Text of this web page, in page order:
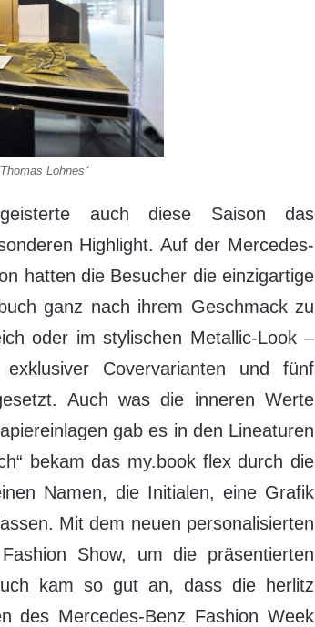
Lohnes“
auch diese Saison das
Highlight. Auf der Mercedes-
hatten die Besucher die einzigartige
ganz nach ihrem Geschmack zu
oder im stylischen Metallic-Look –
Covervarianten und fünf
Auch was die inneren Werte
gab es in den Lineaturen
bekam das my.book flex durch die
Namen, die Initialen, eine Grafik
Mit dem neuen personalisierten
Show, um die präsentierten
kam so gut an, dass die herlitz
des Mercedes-Benz Fashion Week